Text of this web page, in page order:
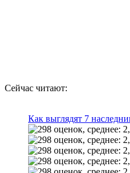
Сейчас читают:
Как выглядят 7